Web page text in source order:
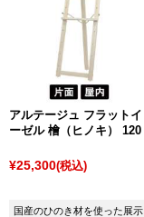
アルテージュ フラットイ
ーゼル 檜（ヒノキ） 120
¥25,300(税込)
国産のひのき材を使った展示